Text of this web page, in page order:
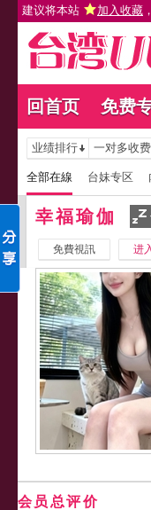
建议将本站 加入收藏
回首页 免费
业绩排行 一对多收费
全部在線 台妹专区
幸福瑜伽
免費視訊 进
会员总评价